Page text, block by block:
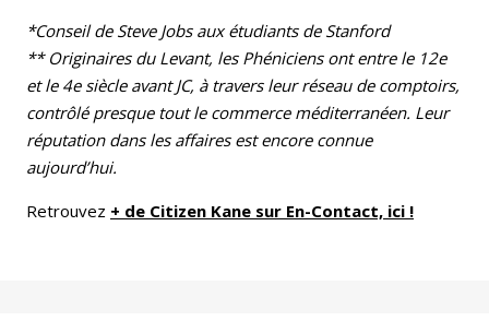
*Conseil de Steve Jobs aux étudiants de Stanford
** Originaires du Levant, les Phéniciens ont entre le 12e
et le 4e siècle avant JC, à travers leur réseau de comptoirs,
contrôlé presque tout le commerce méditerranéen. Leur
réputation dans les affaires est encore connue
aujourd’hui.
Retrouvez + de Citizen Kane sur En-Contact, ici !